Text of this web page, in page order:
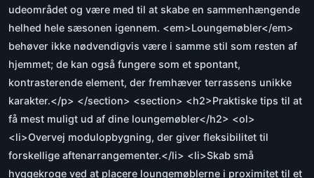
udeområdet og være med til at skabe en sammenhængende
helhed hele sæsonen igennem. <em>Loungemøbler</em>
behøver ikke nødvendigvis være i samme stil som resten af
hjemmet; de kan også fungere som et spontant,
kontrasterende element, der fremhæver terrassens unikke
karakter.</p> </section> <section> <h2>Praktiske tips til at
få mest muligt ud af dine loungemøbler</h2> <ol>
<li>Overvej modulopbygning, der giver fleksibilitet til
forskellige aftenarrangementer.</li> <li>Skab små
hyggekroge ved at placere loungemøblerne i proximitet til et